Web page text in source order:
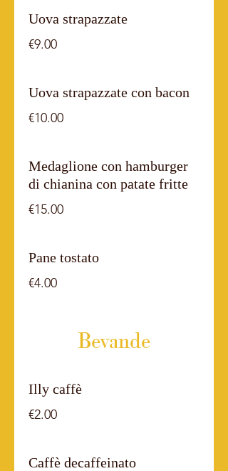
Uova strapazzate
€9.00
Uova strapazzate con bacon
€10.00
Medaglione con hamburger
di chianina con patate fritte
€15.00
Pane tostato
€4.00
Bevande
Illy caffè
€2.00
Caffè decaffeinato